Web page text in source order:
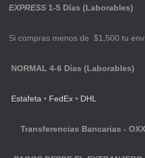
EXPRESS 1-5 Días (Laborables)
Si compras menos de $1,500 tu
NORMAL 4-6 Días (Laborables)
Estafeta • FedEx • DHL
Transferencias Bancarias -